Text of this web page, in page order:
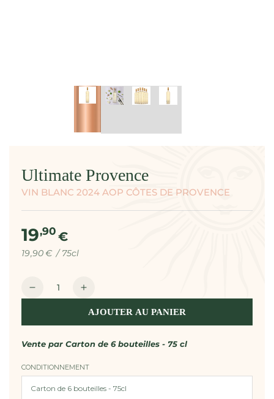
Ultimate Provence
VIN BLANC 2024 AOP CÔTES DE PROVENCE
Prix
19,90 €
Prix
19,90€ / par
75cl
Quantité
Réduire
Vin
2024
Augmenter
quantité
Vin
2024
AJOUTER AU PANIER
Vente par Carton de 6 bouteilles - 75 cl
CONDITIONNEMENT